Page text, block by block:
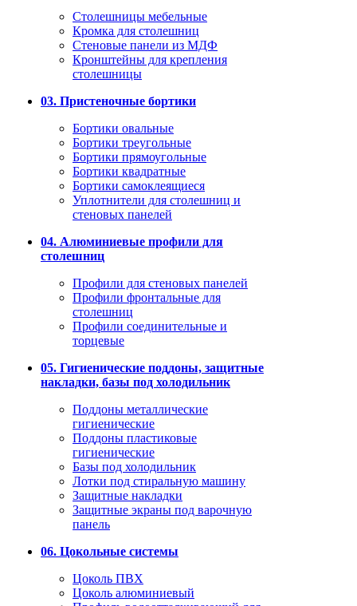
Столешницы мебельные
Кромка для столешниц
Стеновые панели из МДФ
Кронштейны для крепления
столешницы
03. Пристеночные бортики
Бортики овальные
Бортики треугольные
Бортики прямоугольные
Бортики квадратные
Бортики самоклеящиеся
Уплотнители для столешниц и
стеновых панелей
04. Алюминиевые профили для
столешниц
Профили для стеновых панелей
Профили фронтальные для
столешниц
Профили соединительные и
торцевые
05. Гигиенические поддоны, защитные
накладки, базы под холодильник
Поддоны металлические
гигиенические
Поддоны пластиковые
гигиенические
Базы под холодильник
Лотки под стиральную машину
Защитные накладки
Защитные экраны под варочную
панель
06. Цокольные системы
Цоколь ПВХ
Цоколь алюминиевый